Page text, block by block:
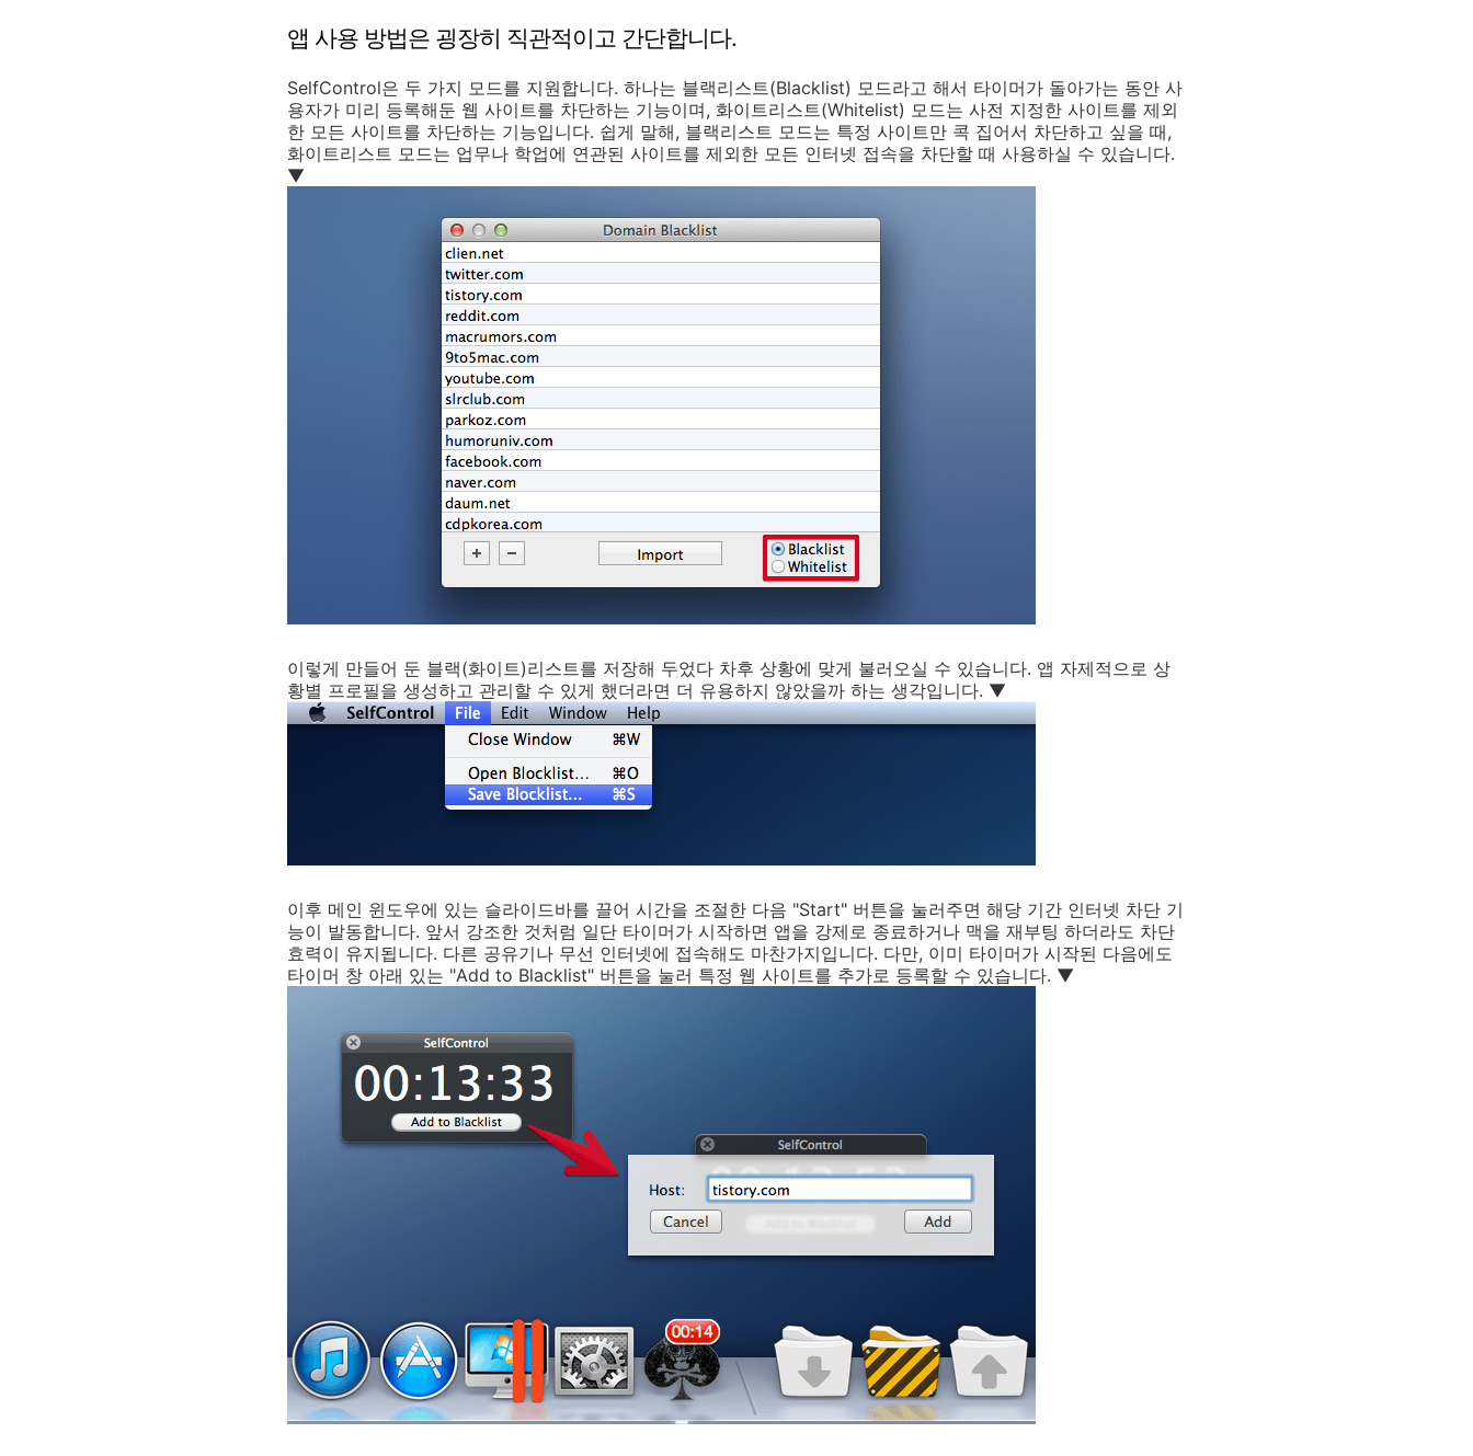
앱 사용 방법은 굉장히 직관적이고 간단합니다.
SelfControl은 두 가지 모드를 지원합니다. 하나는 블랙리스트(Blacklist) 모드라고 해서 타이머가 돌아가는 동안 사
용자가 미리 등록해둔 웹 사이트를 차단하는 기능이며, 화이트리스트(Whitelist) 모드는 사전 지정한 사이트를 제외
한 모든 사이트를 차단하는 기능입니다. 쉽게 말해, 블랙리스트 모드는 특정 사이트만 콕 집어서 차단하고 싶을 때,
화이트리스트 모드는 업무나 학업에 연관된 사이트를 제외한 모든 인터넷 접속을 차단할 때 사용하실 수 있습니다.
▼
이렇게 만들어 둔 블랙(화이트)리스트를 저장해 두었다 차후 상황에 맞게 불러오실 수 있습니다. 앱 자제적으로 상
황별 프로필을 생성하고 관리할 수 있게 했더라면 더 유용하지 않았을까 하는 생각입니다. ▼
이후 메인 윈도우에 있는 슬라이드바를 끌어 시간을 조절한 다음 "Start" 버튼을 눌러주면 해당 기간 인터넷 차단 기
능이 발동합니다. 앞서 강조한 것처럼 일단 타이머가 시작하면 앱을 강제로 종료하거나 맥을 재부팅 하더라도 차단
효력이 유지됩니다. 다른 공유기나 무선 인터넷에 접속해도 마찬가지입니다. 다만, 이미 타이머가 시작된 다음에도
타이머 창 아래 있는 "Add to Blacklist" 버튼을 눌러 특정 웹 사이트를 추가로 등록할 수 있습니다. ▼